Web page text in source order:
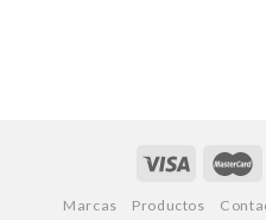
Marcas Productos